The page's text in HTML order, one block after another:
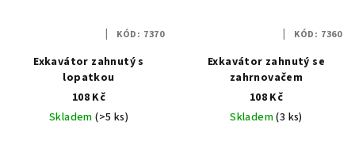
Exkavátor zahnutý s
lopatkou
108 Kč
Skladem(>5 ks)
KÓD: 7370
Exkavátor zahnutý se
zahrnovačem
108 Kč
Skladem(3 ks)
KÓD: 7360